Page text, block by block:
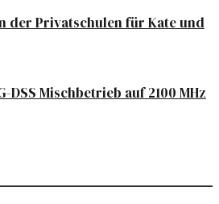
der Privatschulen für Kate und
DSS Mischbetrieb auf 2100 MHz